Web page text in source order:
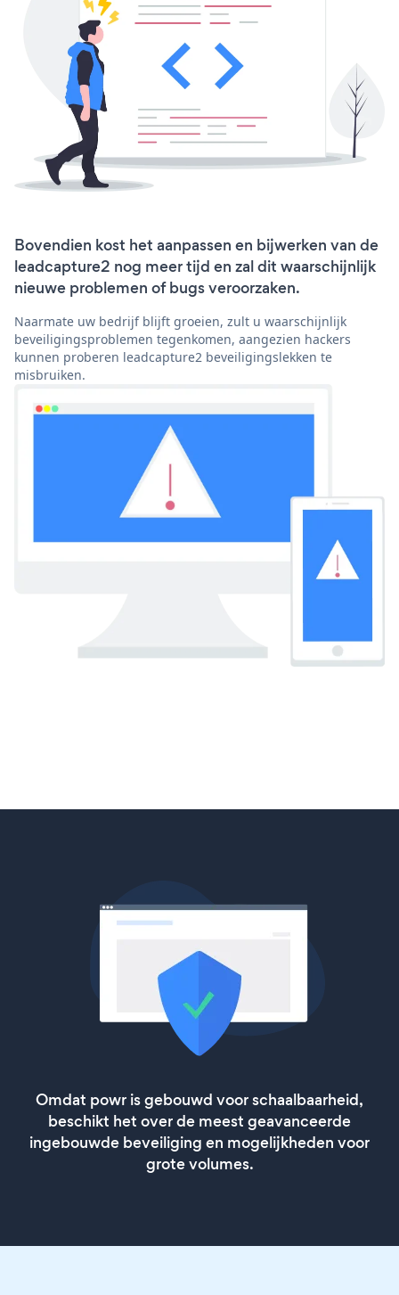
Bovendien kost het aanpassen en bijwerken van de
leadcapture2 nog meer tijd en zal dit waarschijnlijk
nieuwe problemen of bugs veroorzaken.
Naarmate uw bedrijf blijft groeien, zult u waarschijnlijk
beveiligingsproblemen tegenkomen, aangezien hackers
kunnen proberen leadcapture2 beveiligingslekken te
misbruiken.
Omdat powr is gebouwd voor schaalbaarheid,
beschikt het over de meest geavanceerde
ingebouwde beveiliging en mogelijkheden voor
grote volumes.